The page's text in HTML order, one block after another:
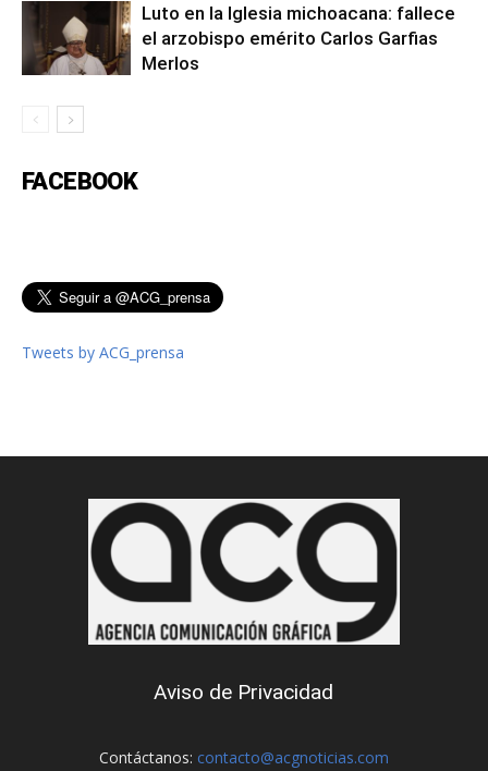
Luto en la Iglesia michoacana: fallece
el arzobispo emérito Carlos Garfias
Merlos
FACEBOOK
Tweets by ACG_prensa
Aviso de Privacidad
Contáctanos: contacto@acgnoticias.com